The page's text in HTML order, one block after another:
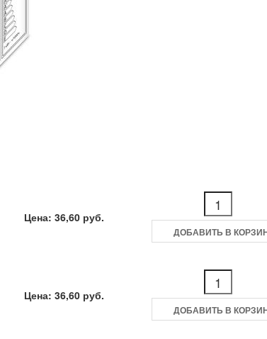
Цена: 36,60 руб.
ДОБАВИТЬ В
Цена: 36,60 руб.
ДОБАВИТЬ В